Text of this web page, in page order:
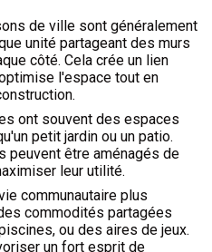
de ville sont généralement
unité partageant des murs
côté. Cela crée un lien
l'espace tout en
ont souvent des espaces
petit jardin ou un patio.
peuvent être aménagés de
leur utilité.
communautaire plus
commodités partagées
ou des aires de jeux.
un fort esprit de